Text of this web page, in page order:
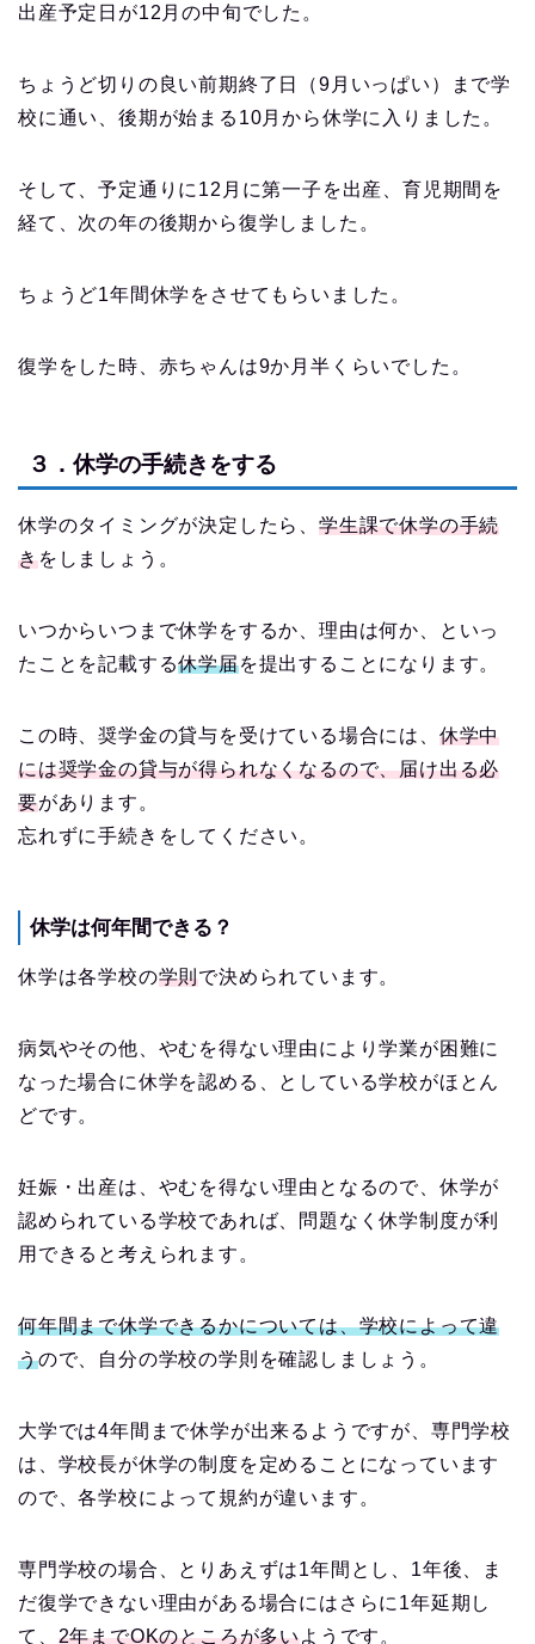
出産予定日が12月の中旬でした。
ちょうど切りの良い前期終了日（9月いっぱい）まで学
校に通い、後期が始まる10月から休学に入りました。
そして、予定通りに12月に第一子を出産、育児期間を
経て、次の年の後期から復学しました。
ちょうど1年間休学をさせてもらいました。
復学をした時、赤ちゃんは9か月半くらいでした。
３．休学の手続きをする
休学のタイミングが決定したら、学生課で休学の手続
きをしましょう。
いつからいつまで休学をするか、理由は何か、といっ
たことを記載する休学届を提出することになります。
この時、奨学金の貸与を受けている場合には、 休学中
には奨学金の貸与が得られなくなるので、届け出る必
要があります。
忘れずに手続きをしてください。
休学は何年間できる？
休学は各学校の学則で決められています。
病気やその他、やむを得ない理由により学業が困難に
なった場合に休学を認める、としている学校がほとん
どです。
妊娠・出産は、やむを得ない理由となるので、休学が
認められている学校であれば、問題なく休学制度が利
用できると考えられます。
何年間まで休学できるかについては、学校によって違
うので、自分の学校の学則を確認しましょう。
大学では4年間まで休学が出来るようですが、専門学校
は、学校長が休学の制度を定めることになっています
ので、各学校によって規約が違います。
専門学校の場合、とりあえずは1年間とし、1年後、ま
だ復学できない理由がある場合にはさらに1年延期し
て、 2年までOKのところが多いようです。